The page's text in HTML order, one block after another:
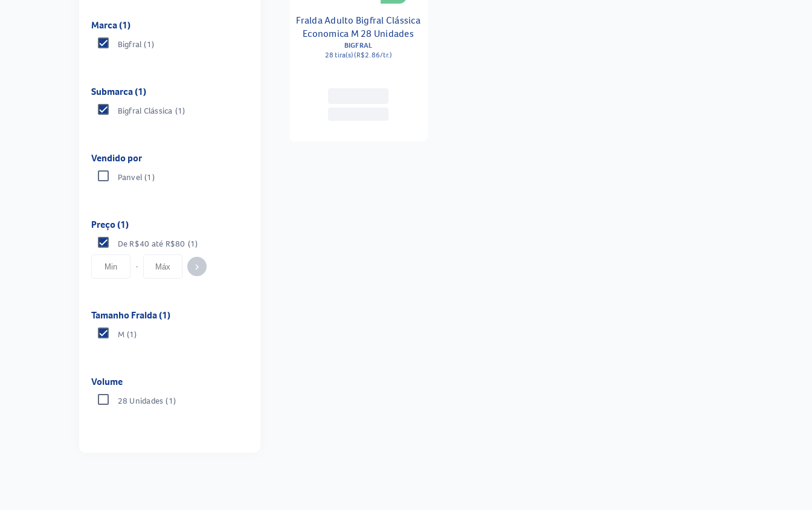
Marca (1)
Bigfral (1)
Submarca (1)
Bigfral Clássica (1)
Vendido por
Panvel (1)
Preço (1)
De R$40 até R$80 (1)
- keyboard_arrow_right
Tamanho Fralda (1)
M (1)
Volume
28 Unidades (1)
Fralda Adulto Bigfral Clássica
Economica M 28 Unidades
BIGFRAL
28 tira(s) (R$2.86/tr.)